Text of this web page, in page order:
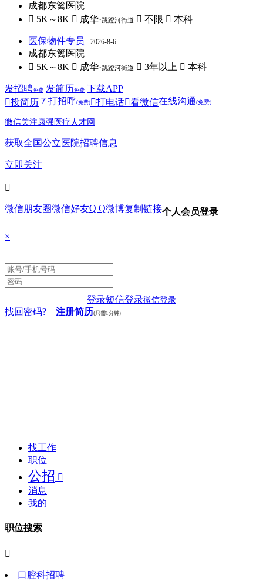
成都东篱医院
 5K～8K  成华·跳蹬河街道  不限  本科
医保物件专员 2026-8-6
成都东篱医院
 5K～8K  成华·跳蹬河街道  3年以上  本科
发招聘免费 发简历免费 下载APP
投简历 ７ 打招呼(免费) 打电话看微信在线沟通(免费)
微信关注康强医疗人才网
获取全国公立医院招聘信息
立即关注

微信朋友圈微信好友Q Q微博复制链接个人会员登录
×
登录短信登录微信登录
找回密码? 注册简历(只需1分钟)
找工作
职位
公招 
消息
我的
职位搜索

口腔科招聘